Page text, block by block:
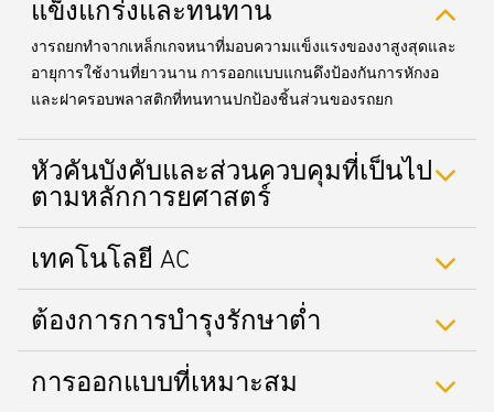
แข็งแกร่งและทนทาน
งารถยกทำจากเหล็กเกจหนาที่มอบความแข็งแรงของงาสูงสุดและ
อายุการใช้งานที่ยาวนาน การออกแบบแกนดึงป้องกันการหักงอ
และฝาครอบพลาสติกที่ทนทานปกป้องชิ้นส่วนของรถยก
หัวคันบังคับและส่วนควบคุมที่เป็นไป
ตามหลักการยศาสตร์
เทคโนโลยี AC
ต้องการการบำรุงรักษาต่ำ
การออกแบบที่เหมาะสม